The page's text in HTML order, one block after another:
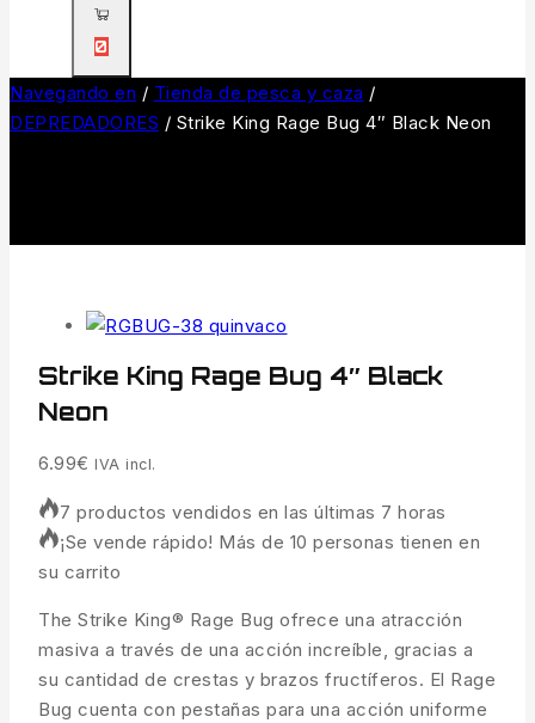
0
Navegando en / Tienda de pesca y caza /
DEPREDADORES / Strike King Rage Bug 4″ Black Neon
Strike King Rage Bug 4″ Black
Neon
6.99€ IVA incl.
7 productos vendidos en las últimas 7 horas
¡Se vende rápido! Más de 10 personas tienen en
su carrito
The Strike King® Rage Bug ofrece una atracción
masiva a través de una acción increíble, gracias a
su cantidad de crestas y brazos fructíferos. El Rage
Bug cuenta con pestañas para una acción uniforme